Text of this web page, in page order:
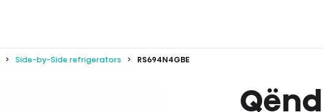
Side-by-Side refrigerators RS694N4GBE